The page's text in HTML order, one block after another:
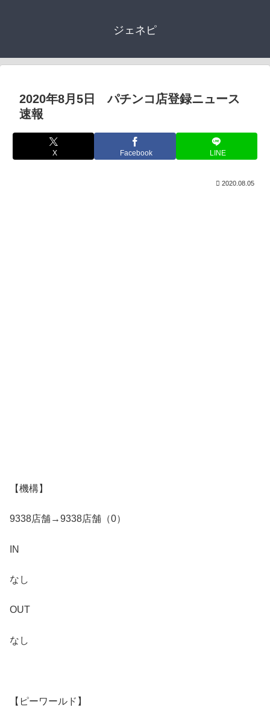
ジェネピ
2020年8月5日 パチンコ店登録ニュース
速報
X Facebook LINE
2020.08.05
【機構】
9338店舗→9338店舗（0）
IN
なし
OUT
なし
【ピーワールド】